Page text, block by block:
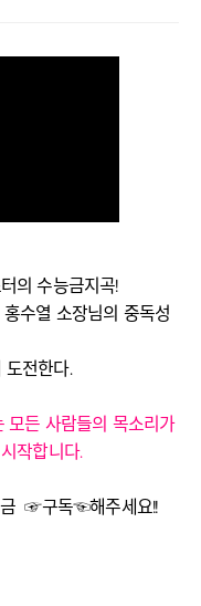
의 수능금지곡!
수열 소장님의 중독성
도전한다.
모든 사람들의 목소리가
작합니다.
금 ☞구독☜해주세요!!